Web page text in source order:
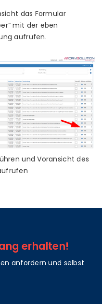
das Formular
mit der eben
aufrufen.
und Voransicht des
erhalten!
anfordern und selbst